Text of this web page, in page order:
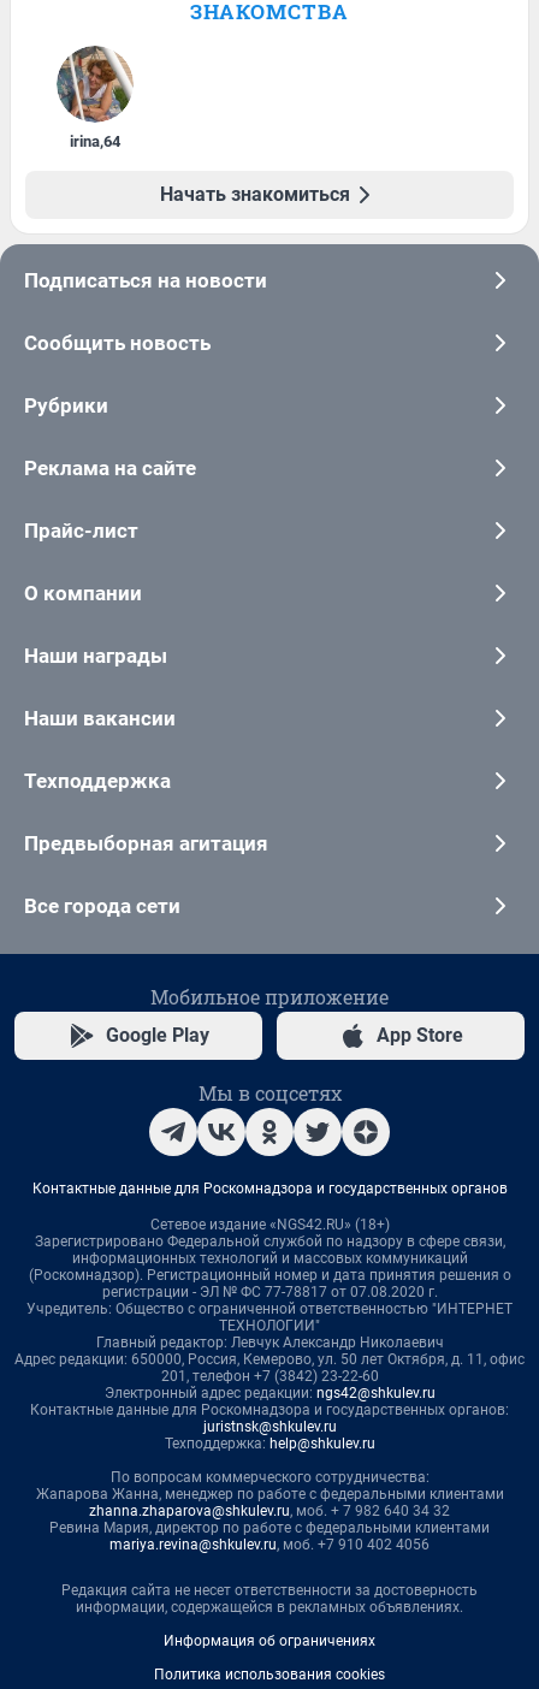
ЗНАКОМСТВА
irina,64
Начать знакомиться
Подписаться на новости
Сообщить новость
Рубрики
Реклама на сайте
Прайс-лист
О компании
Наши награды
Наши вакансии
Техподдержка
Предвыборная агитация
Все города сети
Мобильное приложение
Google Play App Store
Мы в соцсетях
Контактные данные для Роскомнадзора и государственных органов
Сетевое издание «NGS42.RU» (18+)
Зарегистрировано Федеральной службой по надзору в сфере связи,
информационных технологий и массовых коммуникаций
(Роскомнадзор). Регистрационный номер и дата принятия решения о
регистрации - ЭЛ № ФС 77-78817 от 07.08.2020 г.
Учредитель: Общество с ограниченной ответственностью "ИНТЕРНЕТ
ТЕХНОЛОГИИ"
Главный редактор: Левчук Александр Николаевич
Адрес редакции: 650000, Россия, Кемерово, ул. 50 лет Октября, д. 11, офис
201, телефон +7 (3842) 23-22-60
Электронный адрес редакции: ngs42@shkulev.ru
Контактные данные для Роскомнадзора и государственных органов:
juristnsk@shkulev.ru
Техподдержка: help@shkulev.ru
По вопросам коммерческого сотрудничества:
Жапарова Жанна, менеджер по работе с федеральными клиентами
zhanna.zhaparova@shkulev.ru, моб. + 7 982 640 34 32
Ревина Мария, директор по работе с федеральными клиентами
mariya.revina@shkulev.ru, моб. +7 910 402 4056
Редакция сайта не несет ответственности за достоверность
информации, содержащейся в рекламных объявлениях.
Информация об ограничениях
Политика использования cookies